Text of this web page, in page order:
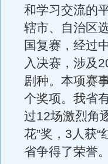
和学习交流的
辖市、自治区
国复赛，经过
入决赛，涉及
剧种。本项赛
个奖项。我省
过12场激烈角
花”奖，3人获
省争得了荣誉。